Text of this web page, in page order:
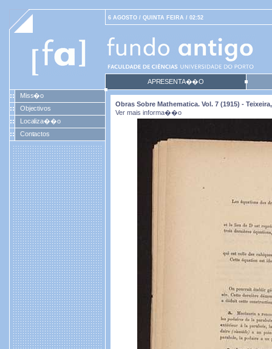
6 AGOSTO / QUINTA FEIRA / 02:52
APRESENTA��O
Miss�o
Objectivos
Localiza��o
Contactos
Obras Sobre Mathematica. Vol. 7 (1915) -
Ver mais informa��o